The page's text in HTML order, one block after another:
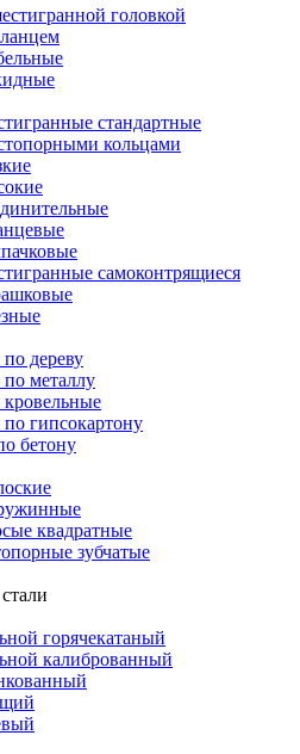
головкой
стандартные
кольцами
самоконтрящиеся
дереву
металлу
гипсокартону
бетону
квадратные
зубчатые
горячекатаный
калиброванный